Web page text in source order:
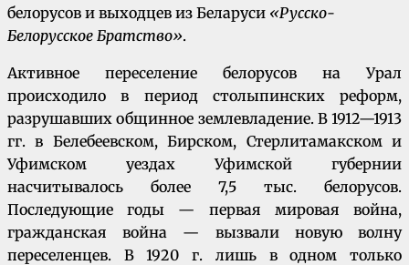
белорусов и выходцев из Беларуси «Русско-
Белорусское Братство».
Активное переселение белорусов на Урал
происходило в период столыпинских реформ,
разрушавших общинное землевладение. В 1912—1913
гг. в Белебеевском, Бирском, Стерлитамакском и
Уфимском уездах Уфимской губернии
насчитывалось более 7,5 тыс. белорусов.
Последующие годы — первая мировая война,
гражданская война — вызвали новую волну
переселенцев. В 1920 г. лишь в одном только